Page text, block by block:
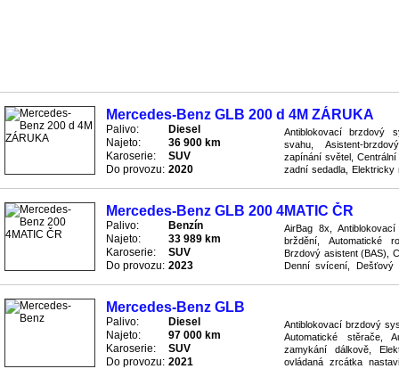
Mercedes-Benz GLB 200 d 4M ZÁRUKA
Palivo:
Diesel
Najeto:
36 900 km
Karoserie:
SUV
Do provozu: 2020
Antiblokovací brzdový
svahu, Asistent-
zapínání světel,
zadní sedadla, Elektricky
Mercedes-Benz GLB 200 4MATIC ČR
Palivo:
Benzín
Najeto:
33 989 km
Karoserie:
SUV
Do provozu: 2023
AirBag 8x,
brždění, Automatické
Brzdový asistent (BAS),
Denní svícení, Dešťový
Mercedes-Benz GLB
Palivo:
Diesel
Najeto:
97 000 km
Karoserie:
SUV
Do provozu: 2021
Antiblokovací brzdový
Automatické stěrače,
zamykání dálkově,
ovládaná zrcátka